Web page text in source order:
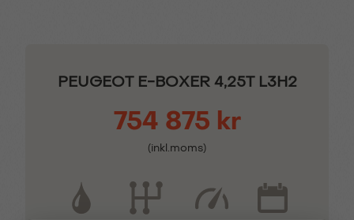
ESP med ASR Fartbegränsare
Fjärrstyrt centrallås
Full Eco LED
strålkastare
PEUGEOT E-BOXER 4,25T L3H2
754 875 kr
(inkl.moms)